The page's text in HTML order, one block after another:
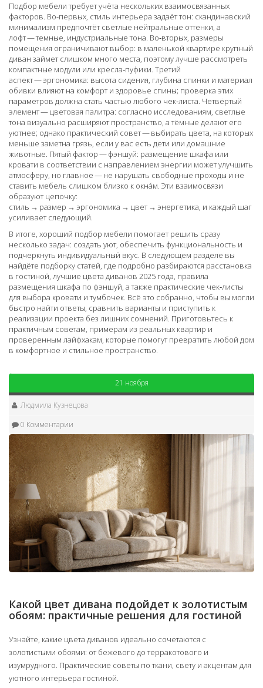
Подбор мебели требует учёта нескольких взаимосвязанных
факторов. Во-первых, стиль интерьера задаёт тон: скандинавский
минимализм предпочтёт светлые нейтральные оттенки, а
лофт — темные, индустриальные тона. Во‑вторых, размеры
помещения ограничивают выбор: в маленькой квартире крупный
диван займет слишком много места, поэтому лучше рассмотреть
компактные модули или кресла‑пуфики. Третий
аспект — эргономика: высота сидения, глубина спинки и материал
обивки влияют на комфорт и здоровье спины; проверка этих
параметров должна стать частью любого чек‑листа. Четвёртый
элемент — цветовая палитра: согласно исследованиям, светлые
тона визуально расширяют пространство, а тёмные делают его
уютнее; однако практический совет — выбирать цвета, на которых
меньше заметна грязь, если у вас есть дети или домашние
животные. Пятый фактор — фэншуй: размещение шкафа или
кровати в соответствии с направлением энергии может улучшить
атмосферу, но главное — не нарушать свободные проходы и не
ставить мебель слишком близко к окна́м. Эти взаимосвязи
образуют цепочку:
стиль → размер → эргономика → цвет → энергетика, и каждый шаг
усиливает следующий.
В итоге, хороший подбор мебели помогает решить сразу
несколько задач: создать уют, обеспечить функциональность и
подчеркнуть индивидуальный вкус. В следующем разделе вы
найдёте подборку статей, где подробно разбираются расстановка
в гостиной, лучшие цвета диванов 2025 года, правила
размещения шкафа по фэншуй, а также практические чек‑листы
для выбора кровати и тумбочек. Всё это собранно, чтобы вы могли
быстро найти ответы, сравнить варианты и приступить к
реализации проекта без лишних сомнений. Приготовьтесь к
практичным советам, примерам из реальных квартир и
проверенным лайфхакам, которые помогут превратить любой дом
в комфортное и стильное пространство.
21 ноября
Людмила Кузнецова
0 Комментарии
Какой цвет дивана подойдет к золотистым
обоям: практичные решения для гостиной
Узнайте, какие цвета диванов идеально сочетаются с
золотистыми обоями: от бежевого до терракотового и
изумрудного. Практические советы по ткани, свету и акцентам для
уютного интерьера гостиной.